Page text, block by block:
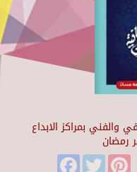
والفني بمراكز الابداع
رمضان
FacebookTwitter